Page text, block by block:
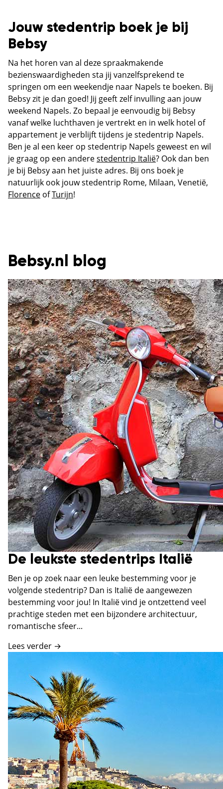
Jouw stedentrip boek je bij
Bebsy
Na het horen van al deze spraakmakende
bezienswaardigheden sta jij vanzelfsprekend te
springen om een weekendje naar Napels te boeken. Bij
Bebsy zit je dan goed! Jij geeft zelf invulling aan jouw
weekend Napels. Zo bepaal je eenvoudig bij Bebsy
vanaf welke luchthaven je vertrekt en in welk hotel of
appartement je verblijft tijdens je stedentrip Napels.
Ben je al een keer op stedentrip Napels geweest en wil
je graag op een anderestedentrip Italië? Ook dan ben
je bij Bebsy aan het juiste adres. Bij ons boek je
natuurlijk ook jouw stedentrip Rome, Milaan, Venetië,
Florence ofTurijn!
Bebsy.nl blog
De leukste stedentrips Italië
Ben je op zoek naar een leuke bestemming voor je
volgende stedentrip? Dan is Italië de aangewezen
bestemming voor jou! In Italië vind je ontzettend veel
prachtige steden met een bijzondere architectuur,
romantische sfeer...
Lees verder →